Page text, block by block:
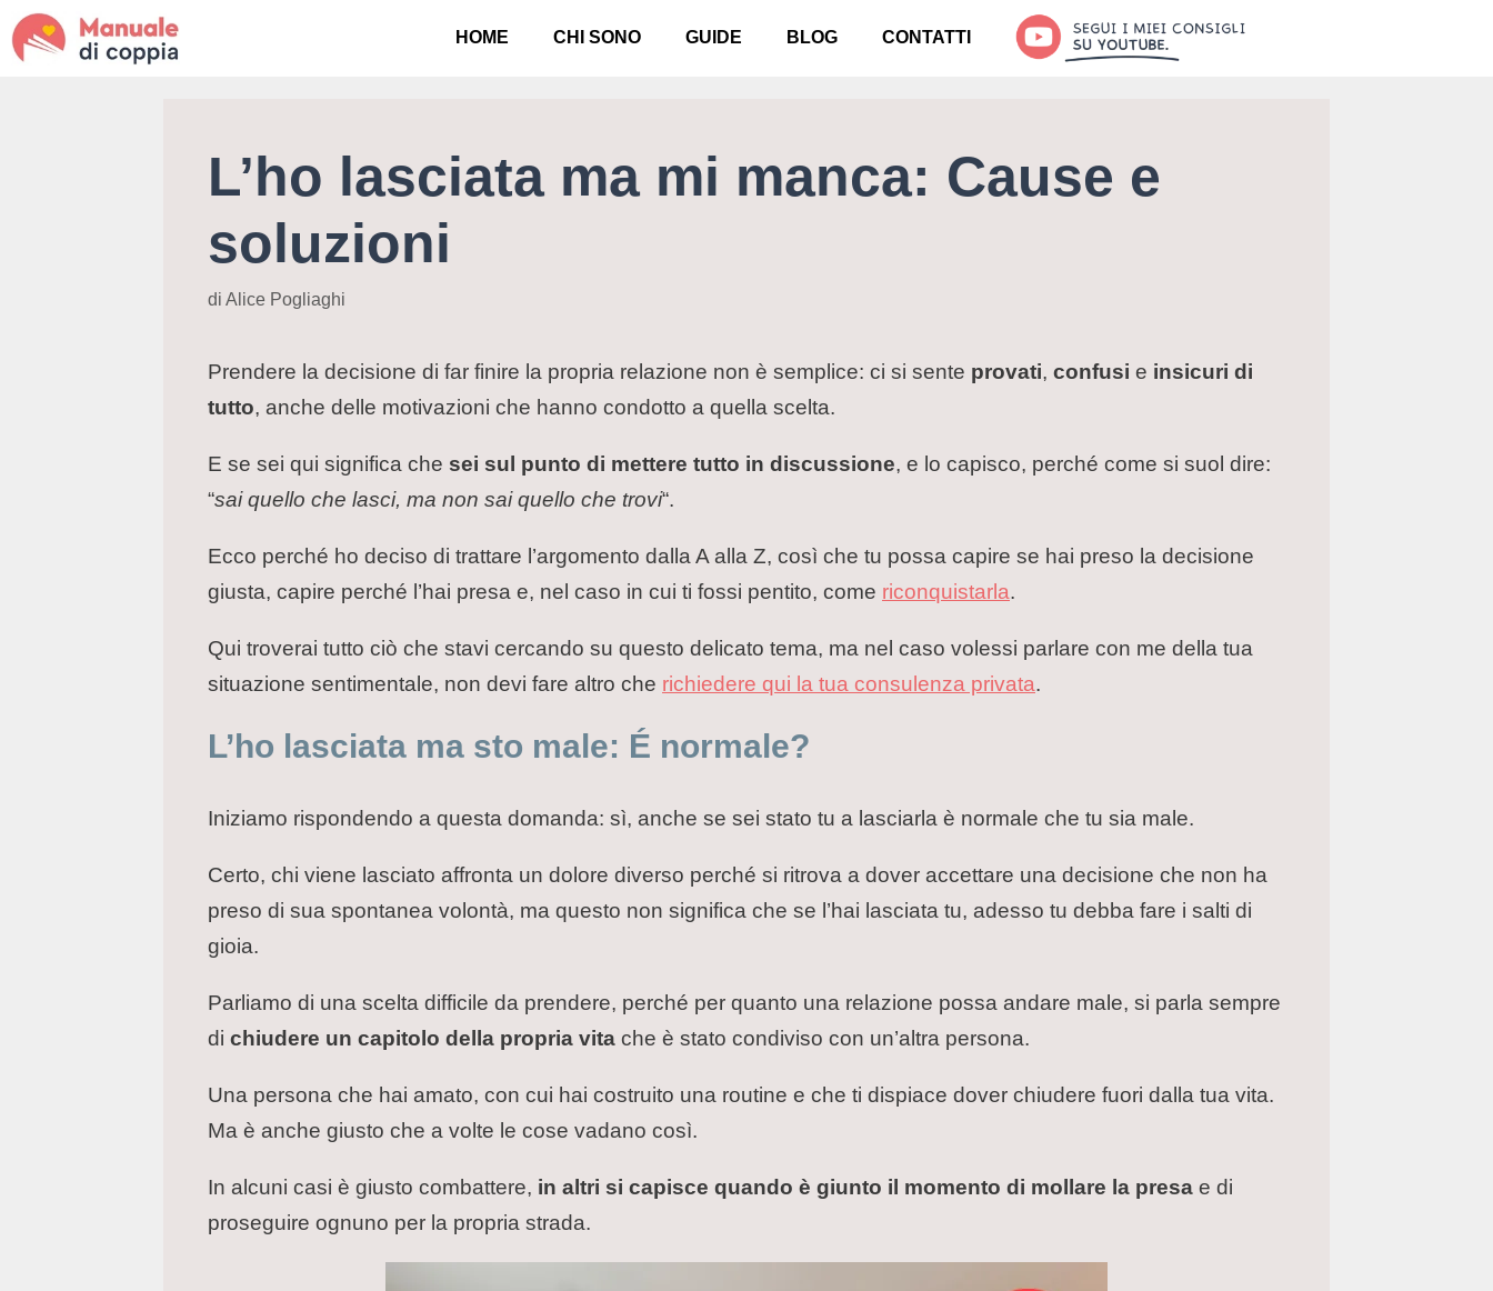
HOME CHI SONO GUIDE BLOG CONTATTI
L’ho lasciata ma mi manca: Cause e
soluzioni
di Alice Pogliaghi
Prendere la decisione di far finire la propria relazione non è semplice: ci si sente provati, confusi e insicuri di
tutto, anche delle motivazioni che hanno condotto a quella scelta.
E se sei qui significa che sei sul punto di mettere tutto in discussione, e lo capisco, perché come si suol dire:
“sai quello che lasci, ma non sai quello che trovi“.
Ecco perché ho deciso di trattare l’argomento dalla A alla Z, così che tu possa capire se hai preso la decisione
giusta, capire perché l’hai presa e, nel caso in cui ti fossi pentito, come riconquistarla.
Qui troverai tutto ciò che stavi cercando su questo delicato tema, ma nel caso volessi parlare con me della tua
situazione sentimentale, non devi fare altro che richiedere qui la tua consulenza privata.
L’ho lasciata ma sto male: É normale?
Iniziamo rispondendo a questa domanda: sì, anche se sei stato tu a lasciarla è normale che tu sia male.
Certo, chi viene lasciato affronta un dolore diverso perché si ritrova a dover accettare una decisione che non ha
preso di sua spontanea volontà, ma questo non significa che se l’hai lasciata tu, adesso tu debba fare i salti di
gioia.
Parliamo di una scelta difficile da prendere, perché per quanto una relazione possa andare male, si parla sempre
di chiudere un capitolo della propria vita che è stato condiviso con un’altra persona.
Una persona che hai amato, con cui hai costruito una routine e che ti dispiace dover chiudere fuori dalla tua vita.
Ma è anche giusto che a volte le cose vadano così.
In alcuni casi è giusto combattere, in altri si capisce quando è giunto il momento di mollare la presa e di
proseguire ognuno per la propria strada.